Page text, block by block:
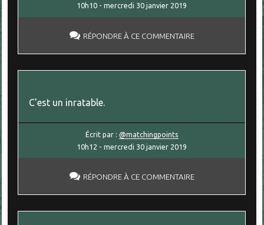
10h10 -mercredi 30 janvier 2019
RÉPONDRE À CE COMMENTAIRE
C'est un inratable.
Écrit par : @matchingpoints
10h12 -mercredi 30 janvier 2019
RÉPONDRE À CE COMMENTAIRE